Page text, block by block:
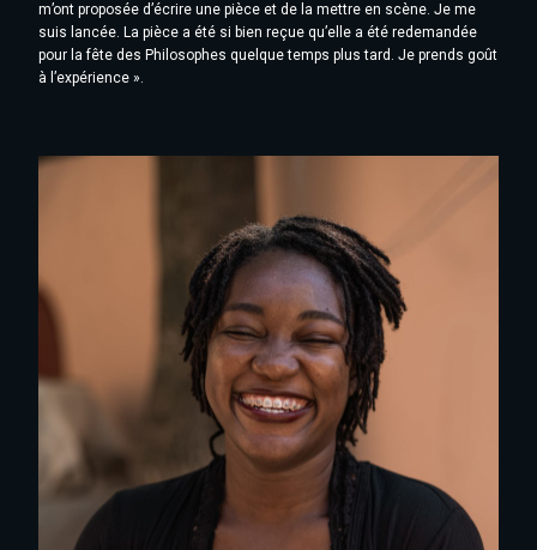
m’ont proposée d’écrire une pièce et de la mettre en scène. Je me
suis lancée. La pièce a été si bien reçue qu’elle a été redemandée
pour la fête des Philosophes quelque temps plus tard. Je prends goût
à l’expérience ».